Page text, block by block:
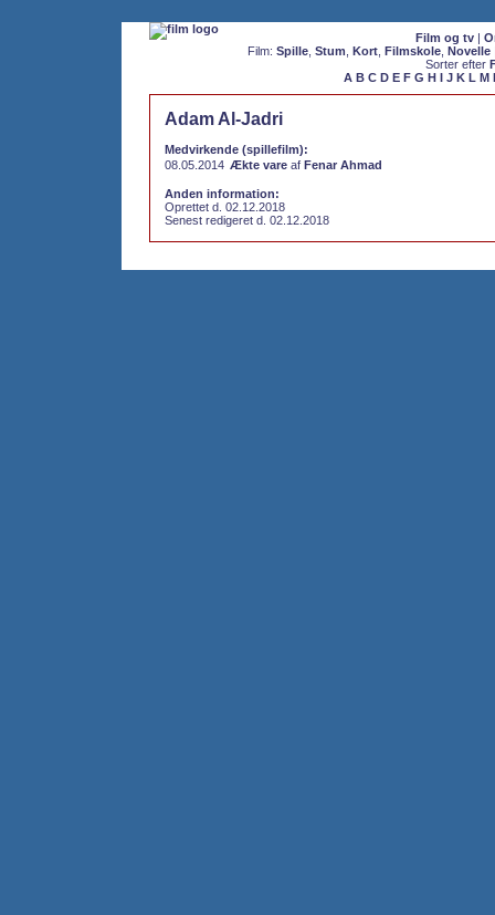
Film og tv|
Film: Spille, Stum Kort, Filmskole, Novelle
Sorter efter
A B C D E F G H I J K L M
Adam Al-Jadri
Medvirkende (spillefilm):
08.05.2014 Ækte vare af Fenar Ahmad
Anden information:
Oprettet d. 02.12.2018
Senest redigeret d. 02.12.2018